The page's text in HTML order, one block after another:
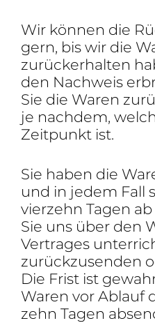
Wir können die
gern, bis wir die
zurück­er­halten
den Nach­weis
Sie die Waren
je nachdem,
Zeit­punkt ist.
Sie haben die
und in jedem Fall
vier­zehn Tagen
Sie uns über den
Vertrages
zurück­zu­senden
Die Frist ist
Waren vor Ablauf
zehn Tagen